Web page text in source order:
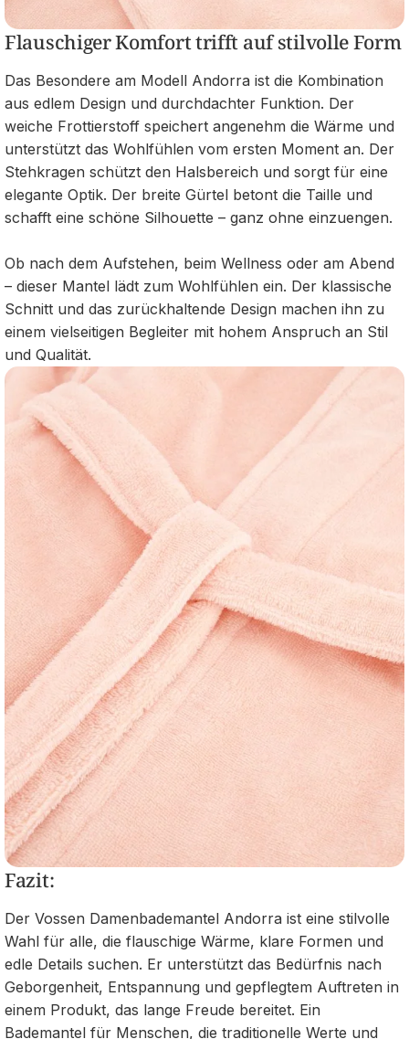
Flauschiger Komfort trifft auf stilvolle Form
Das Besondere am Modell Andorra ist die Kombination
aus edlem Design und durchdachter Funktion. Der
weiche Frottierstoff speichert angenehm die Wärme und
unterstützt das Wohlfühlen vom ersten Moment an. Der
Stehkragen schützt den Halsbereich und sorgt für eine
elegante Optik. Der breite Gürtel betont die Taille und
schafft eine schöne Silhouette – ganz ohne einzuengen.
Ob nach dem Aufstehen, beim Wellness oder am Abend
– dieser Mantel lädt zum Wohlfühlen ein. Der klassische
Schnitt und das zurückhaltende Design machen ihn zu
einem vielseitigen Begleiter mit hohem Anspruch an Stil
und Qualität.
Fazit:
Der Vossen Damenbademantel Andorra ist eine stilvolle
Wahl für alle, die flauschige Wärme, klare Formen und
edle Details suchen. Er unterstützt das Bedürfnis nach
Geborgenheit, Entspannung und gepflegtem Auftreten in
einem Produkt, das lange Freude bereitet. Ein
Bademantel für Menschen, die traditionelle Werte und